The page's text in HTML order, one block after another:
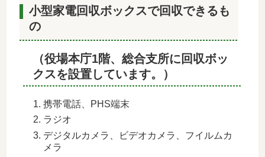
小型家電回収ボックスで回収できるも
の
（役場本庁1階、総合支所に回収ボッ
クスを設置しています。）
携帯電話、PHS端末
ラジオ
デジタルカメラ、ビデオカメラ、フイルムカ
メラ